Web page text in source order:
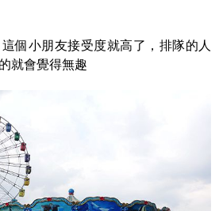
個小朋友接受度就高了，排隊的人
就會覺得無趣